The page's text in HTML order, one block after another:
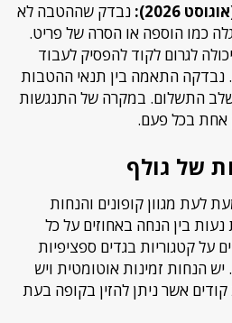
2026):
נבדק שההטבה לא
כמו הוספה או הסרה של פריט.
לגרום לקוד להפסיק לעבוד
נבדקה התאמה בין תנאי ההטבות
התשלום. במקרה של התנגשות
אחת בכל פעם.
של גולף
לעת מגוון קופונים והנחות
בין הנחה באחוזים על כל
על קטגוריות בגדים ספציפיות
יש הנחות זמינות אוטומטית ויש
אשר ניתן להזין בקופה בעת